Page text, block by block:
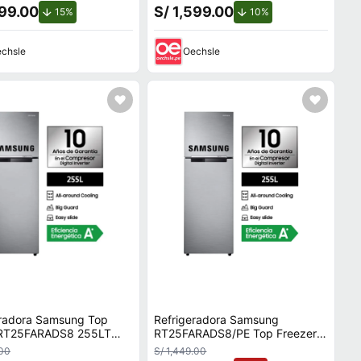
15%de descuento. S/ 1,599.00 10%
Oechsle
Samsung Top
255LT
Refrigeradora Samsung
RT25FARADS8/PE Top Freezer
255L Inox
S/ 1,449.00